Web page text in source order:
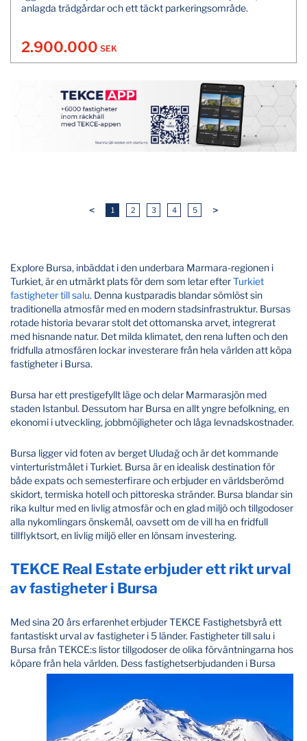
Explore Bursa, inbäddat i den underbara Marmara-regionen i
Turkiet, är en utmärkt plats för dem som letar efterTurkiet
fastigheter till salu. Denna kustparadis blandar sömlöst sin
traditionella atmosfär med en modern stadsinfrastruktur. Bursas
rotade historia bevarar stolt det ottomanska arvet, integrerat
med hisnande natur. Det milda klimatet, den rena luften och den
fridfulla atmosfären lockar investerare från hela världen att köpa
fastigheter i Bursa.
Bursa har ett prestigefyllt läge och delar Marmarasjön med
staden Istanbul. Dessutom har Bursa en allt yngre befolkning, en
ekonomi i utveckling, jobbmöjligheter och låga levnadskostnader.
Bursa ligger vid foten av berget Uludağ och är det kommande
vinterturistmålet i Turkiet. Bursa är en idealisk destination för
både expats och semesterfirare och erbjuder en världsberömd
skidort, termiska hotell och pittoreska stränder. Bursa blandar sin
rika kultur med en livlig atmosfär och en glad miljö och tillgodoser
alla nykomlingars önskemål, oavsett om de vill ha en fridfull
tillflyktsort, en livlig miljö eller en lönsam investering.
TEKCE Real Estate erbjuder ett rikt urval
av fastigheter i Bursa
Med sina 20 års erfarenhet erbjuder TEKCE Fastighetsbyrå ett
fantastiskt urval av fastigheter i 5 länder. Fastigheter till salu i
Bursa från TEKCE:s listor tillgodoser de olika förväntningarna hos
köpare från hela världen. Dess fastighetserbjudanden i Bursa
anlagda trädgårdar och ett täckt parkeringsområde.
2.900.000 SEK
< 1 2 3 4 5 >